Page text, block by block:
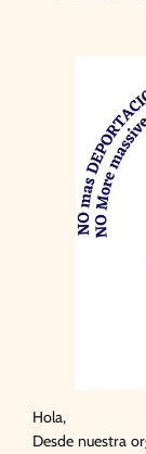
Hola,
Desde nuestra